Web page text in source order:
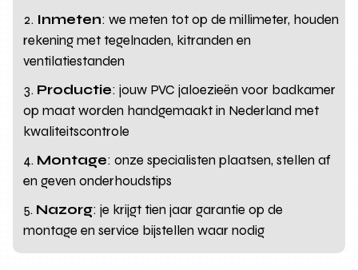
Inmeten: we meten tot op de millimeter, houden
rekening met tegelnaden, kitranden en
ventilatiestanden
Productie: jouw PVC jaloezieën voor badkamer
op maat worden handgemaakt in Nederland met
kwaliteitscontrole
Montage: onze specialisten plaatsen, stellen af
en geven onderhoudstips
Nazorg: je krijgt tien jaar garantie op de
montage en service bijstellen waar nodig